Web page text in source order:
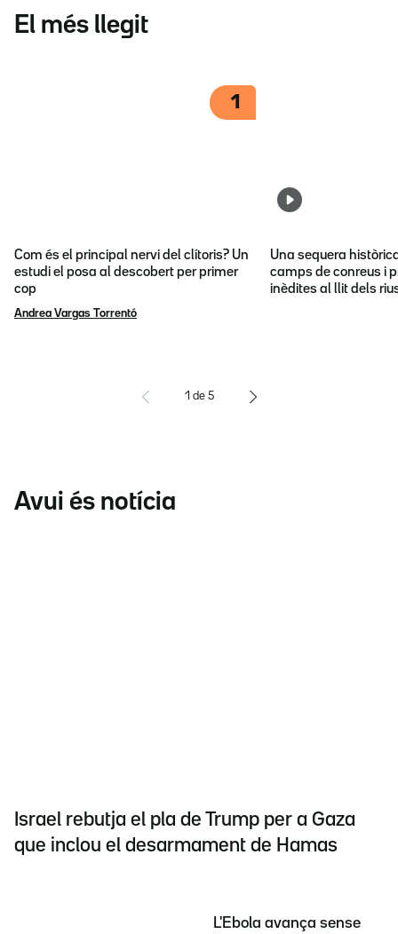
El més llegit
1
Com és el principal nervi del clítoris? Un
estudi el posa al descobert per primer
cop
Andrea Vargas Torrentó
Una sequera
camps de conreus i
inèdites al llit dels
1 de 5
Avui és notícia
Israel rebutja el pla de Trump per a Gaza
que inclou el desarmament de Hamas
L'Ebola avança sense